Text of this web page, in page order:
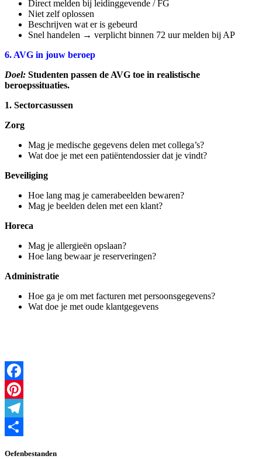
Direct melden bij leidinggevende / FG
Niet zelf oplossen
Beschrijven wat er is gebeurd
Snel handelen → verplicht binnen 72 uur melden bij AP
6. AVG in jouw beroep
Doel: Studenten passen de AVG toe in realistische
beroepssituaties.
1. Sectorcasussen
Zorg
Mag je medische gegevens delen met collega’s?
Wat doe je met een patiëntendossier dat je vindt?
Beveiliging
Hoe lang mag je camerabeelden bewaren?
Mag je beelden delen met een klant?
Horeca
Mag je allergieën opslaan?
Hoe lang bewaar je reserveringen?
Administratie
Hoe ga je om met facturen met persoonsgegevens?
Wat doe je met oude klantgegevens
Facebook
Pinterest
Telegram
Oefenbestanden